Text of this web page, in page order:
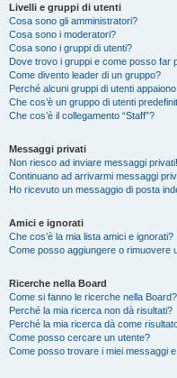
Livelli e gruppi di utenti
Cosa sono gli amministratori?
Cosa sono i moderatori?
Cosa sono i gruppi di utenti?
Dove trovo i gruppi e come posso far
Come divento leader di un gruppo?
Perché alcuni gruppi di utenti
Che cos’è un gruppo di utenti
Che cos’è il collegamento “Staff”?
Messaggi privati
Non riesco ad inviare messaggi privati!
Continuano ad arrivarmi messaggi
Ho ricevuto un messaggio di posta
Amici e ignorati
Che cos’è la mia lista amici e ignorati?
Come posso aggiungere o rimuovere
Ricerche nella Board
Come si fanno le ricerche nella Board?
Perché la mia ricerca non dà risultati?
Perché la mia ricerca dà come
Come posso cercare un utente?
Come posso trovare i miei messaggi